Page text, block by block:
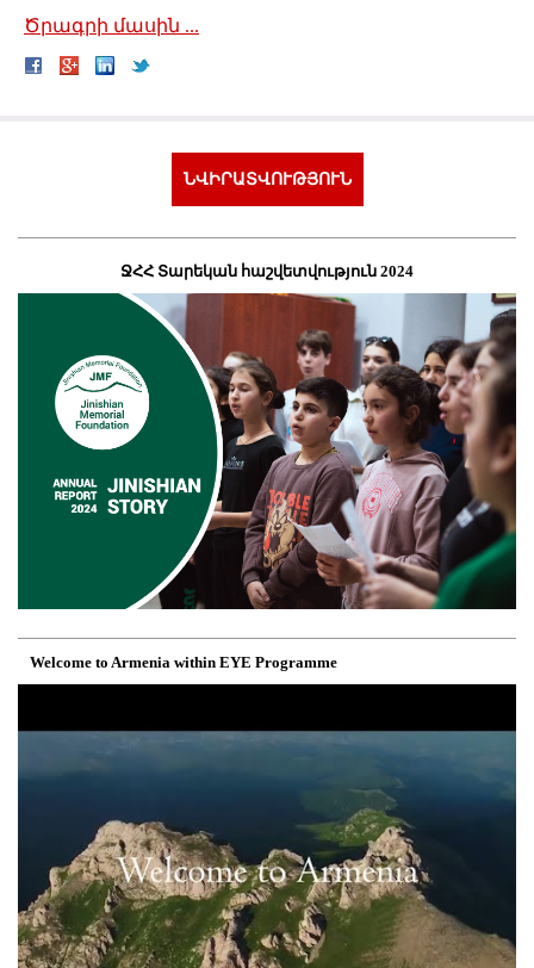
Ծրագրի մասին ...
ՆՎԻՐԱՏՎՈՒԹՅՈՒՆ
ՋՀՀ Տարեկան հաշվետվություն 2024
Welcome to Armenia within EYE Programme